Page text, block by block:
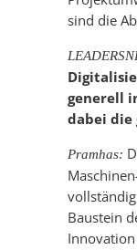
sind die
generell
dabei die
Pramhas:
Baustein